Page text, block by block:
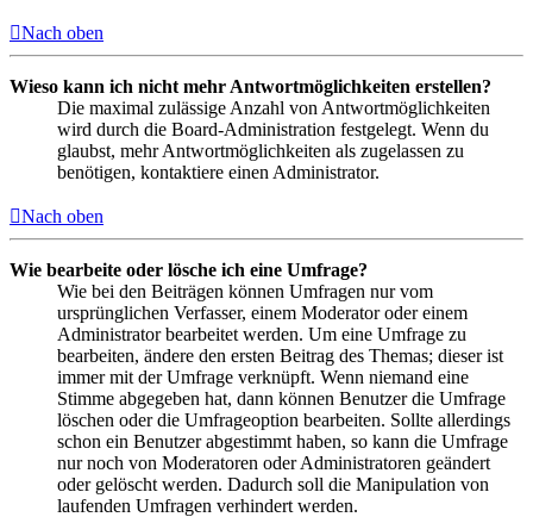
Nach oben
Wieso kann ich nicht mehr Antwortmöglichkeiten erstellen?
Die maximal zulässige Anzahl von Antwortmöglichkeiten
wird durch die Board-Administration festgelegt. Wenn du
glaubst, mehr Antwortmöglichkeiten als zugelassen zu
benötigen, kontaktiere einen Administrator.
Nach oben
Wie bearbeite oder lösche ich eine Umfrage?
Wie bei den Beiträgen können Umfragen nur vom
ursprünglichen Verfasser, einem Moderator oder einem
Administrator bearbeitet werden. Um eine Umfrage zu
bearbeiten, ändere den ersten Beitrag des Themas; dieser ist
immer mit der Umfrage verknüpft. Wenn niemand eine
Stimme abgegeben hat, dann können Benutzer die Umfrage
löschen oder die Umfrageoption bearbeiten. Sollte allerdings
schon ein Benutzer abgestimmt haben, so kann die Umfrage
nur noch von Moderatoren oder Administratoren geändert
oder gelöscht werden. Dadurch soll die Manipulation von
laufenden Umfragen verhindert werden.